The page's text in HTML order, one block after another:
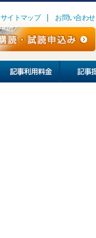
サイトマップ お問い合わせ